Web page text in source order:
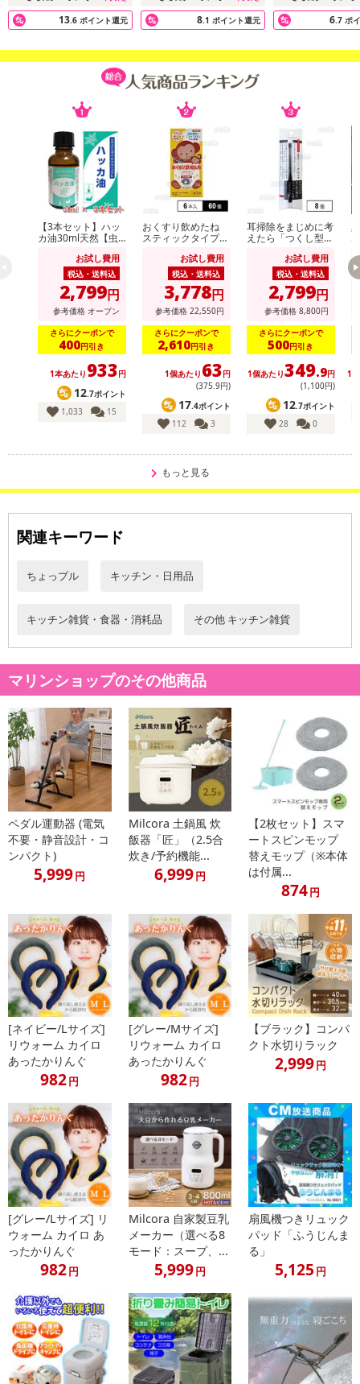
13.6 ポイント還元 8.1 ポイント還元 6.7 ポ
【3本セット】ハッ
カ油30ml天然【虫
【アロマに】【バス
タイムに】【花粉対
お試し費用
税込・送料込
2,799円
参考価格 オープン
さらにクーポンで
400円引き
1本あたり 933円
12.7ポイント
1,033
15
おくすり飲めたね
スティックタイプ
お試し費用
税込・送料込
3,778円
参考価格 22,550円
さらにクーポンで
2,610円引き
1個あたり 63円
(375.9円)
17.4ポイント
112
3
耳掃除をまじめに考
えたら「つくし型」
お試し費用
税込・送料込
2,799円
参考価格 8,800円
さらにクーポンで
500円引き
1個あたり349.9円
(1,100円)
12.7ポイント
28
0
1
もっと見る
関連キーワード
ちょっプル キッチン・日用品
キッチン雑貨・食器・消耗品 その他 キッチン雑貨
マリンショップのその他商品
ペダル運動器 (電気
不要・静音設計・コ
ンパクト)
5,999円
Milcora 土鍋風 炊
飯器「匠」（2.5合
炊き/予約機能...
6,999円
【2枚セット】スマ
ートスピンモップ
替えモップ（※本体
は付属...
874円
[ネイビー/Lサイズ]
リウォーム カイロ
あったかりんぐ
982円
[グレー/Mサイズ]
リウォーム カイロ
あったかりんぐ
982円
【ブラック】コンパ
クト水切りラック
2,999円
[グレー/Lサイズ] リ
ウォーム カイロ あ
ったかりんぐ
982円
Milcora 自家製豆乳
メーカー（選べる8
モード：スープ、...
5,999円
扇風機つきリュック
パッド「ふうじんま
る」
5,125 円